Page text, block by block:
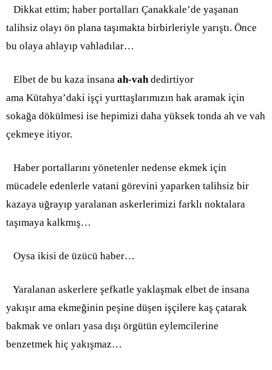
Dikkat ettim; haber portalları Çanakkale’de yaşanan
talihsiz olayı ön plana taşımakta birbirleriyle yarıştı. Önce
bu olaya ahlayıp vahladılar…
Elbet de bu kaza insana ah-vahdedirtiyor
ama Kütahya’daki işçi yurttaşlarımızın hak aramak için
sokağa dökülmesi ise hepimizi daha yüksek tonda ah ve vah
çekmeye itiyor.
Haber portallarını yönetenler nedense ekmek için
mücadele edenlerle vatani görevini yaparken talihsiz bir
kazaya uğrayıp yaralanan askerlerimizi farklı noktalara
taşımaya kalkmış…
Oysa ikisi de üzücü haber…
Yaralanan askerlere şefkatle yaklaşmak elbet de insana
yakışır ama ekmeğinin peşine düşen işçilere kaş çatarak
bakmak ve onları yasa dışı örgütün eylemcilerine
benzetmek hiç yakışmaz…